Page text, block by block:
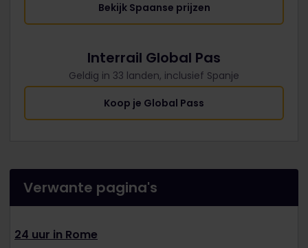
Bekijk Spaanse prijzen
Interrail Global Pas
Geldig in 33 landen, inclusief Spanje
Koop je Global Pass
Verwante pagina's
24 uur in Rome